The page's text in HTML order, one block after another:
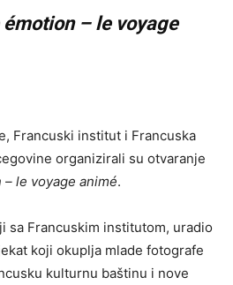
émotion – le voyage
Francuski institut i Francuska
organizirali su otvaranje
le voyage animé.
sa Francuskim institutom, uradio
koji okuplja mlade fotografe
kulturnu baštinu i nove